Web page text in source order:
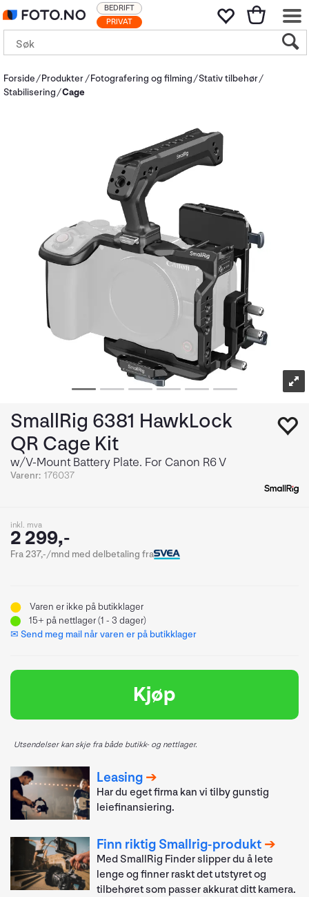
PRIVAT
BEDRIFT
Forside Produkter Fotografering og filming Stativ tilbehør
Stabilisering
Cage
SmallRig 6381 HawkLock
QR Cage Kit
w/V-Mount Battery Plate. For Canon R6 V
Varenr: 176037
inkl. mva
2 299,-
Fra 237,-/mnd med delbetaling fra
Varen er ikke på butikklager
15+ på nettlager (1 - 3 dager)
✉ Send meg mail når varen er på butikklager
Kjøp
Utsendelser kan skje fra både butikk- og nettlager.
Leasing
Har du eget firma kan vi tilby gunstig
leiefinansiering.
Finn riktig Smallrig-produkt
Med SmallRig Finder slipper du å lete
lenge og finner raskt det utstyret og
tilbehøret som passer akkurat ditt kamera.